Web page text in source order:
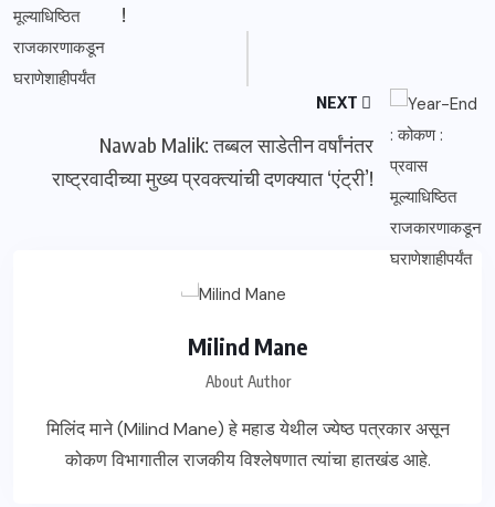
!
NEXT
Nawab Malik: तब्बल साडेतीन वर्षांनंतर
राष्ट्रवादीच्या मुख्य प्रवक्त्यांची दणक्यात ‘एंट्री’!
Milind Mane
About Author
मिलिंद माने (Milind Mane) हे महाड येथील ज्येष्ठ पत्रकार असून
कोकण विभागातील राजकीय विश्लेषणात त्यांचा हातखंड आहे.